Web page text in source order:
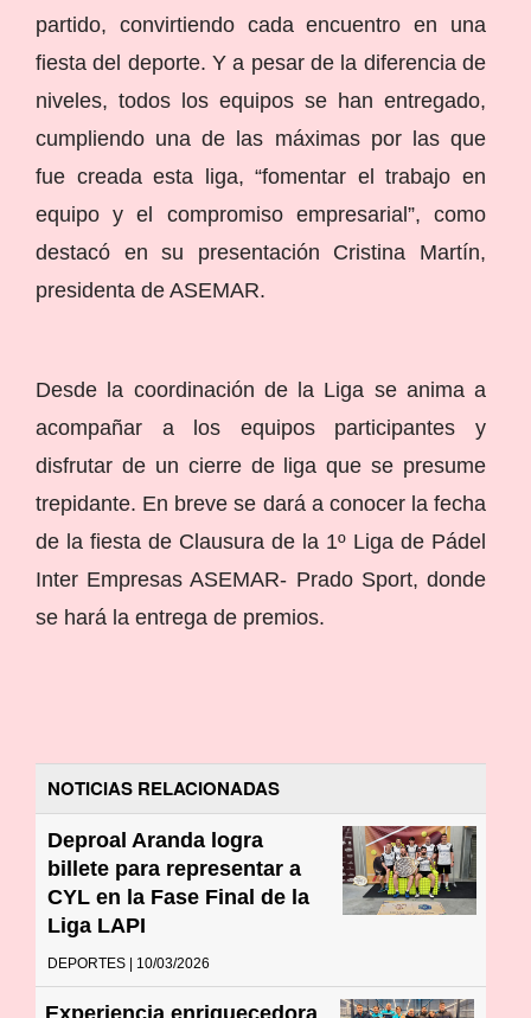
partido, convirtiendo cada encuentro en una
fiesta del deporte. Y a pesar de la diferencia de
niveles, todos los equipos se han entregado,
cumpliendo una de las máximas por las que
fue creada esta liga, “fomentar el trabajo en
equipo y el compromiso empresarial”, como
destacó en su presentación Cristina Martín,
presidenta de ASEMAR.
Desde la coordinación de la Liga se anima a
acompañar a los equipos participantes y
disfrutar de un cierre de liga que se presume
trepidante. En breve se dará a conocer la fecha
de la fiesta de Clausura de la 1º Liga de Pádel
Inter Empresas ASEMAR- Prado Sport, donde
se hará la entrega de premios.
NOTICIAS RELACIONADAS
Deproal Aranda logra
billete para representar a
CYL en la Fase Final de la
Liga LAPI
DEPORTES | 10/03/2026
Experiencia enriquecedora